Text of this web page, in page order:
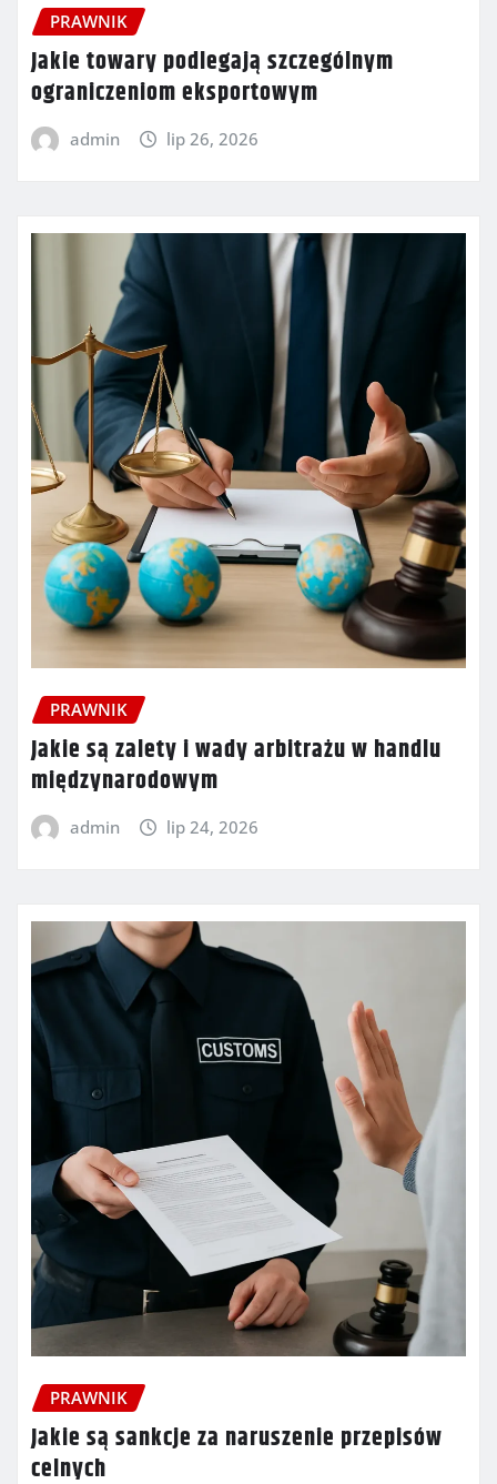
PRAWNIK
Jakie towary podlegają szczególnym
ograniczeniom eksportowym
admin lip 26, 2026
PRAWNIK
Jakie są zalety i wady arbitrażu w handlu
międzynarodowym
admin lip 24, 2026
PRAWNIK
Jakie są sankcje za naruszenie przepisów
celnych